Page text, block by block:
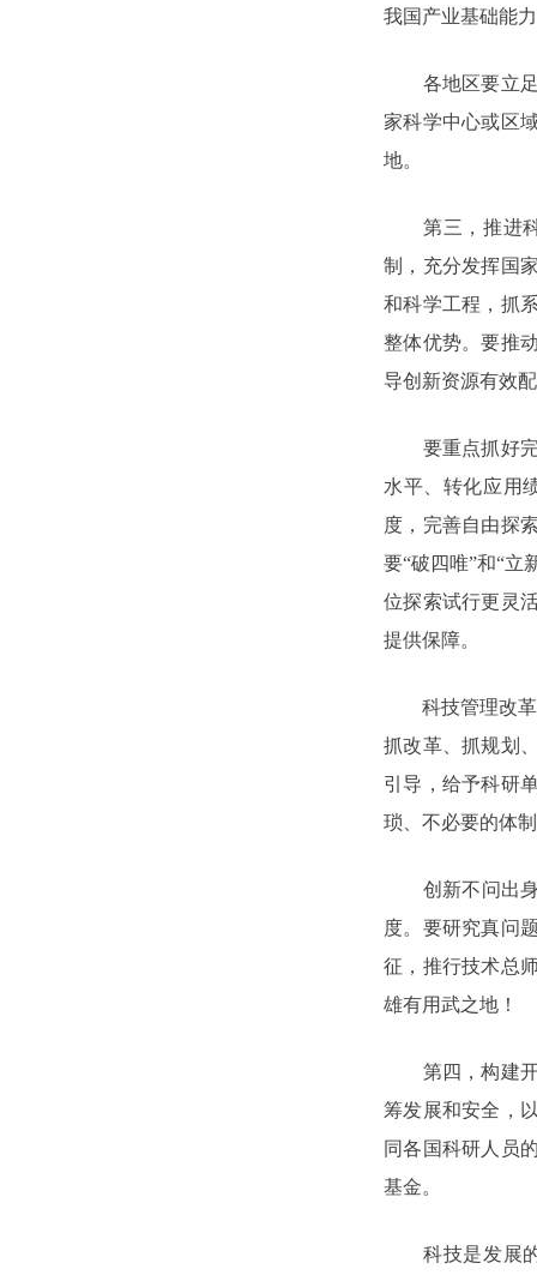
我国产业基础能
各地区要立足
家科学中心或区
地。
第三，推进科
制，充分发挥国
和科学工程，抓
整体优势。要推
导创新资源有效
要重点抓好完
水平、转化应用
度，完善自由探
要“破四唯”和“立
位探索试行更灵
提供保障。
科技管理改革
抓改革、抓规划
引导，给予科研
琐、不必要的体
创新不问出身
度。要研究真问
征，推行技术总
雄有用武之地！
第四，构建开
筹发展和安全，
同各国科研人员
基金。
科技是发展的